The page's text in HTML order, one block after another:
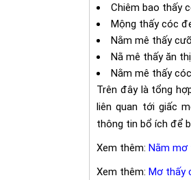
Chiêm bao thấy
Mộng thấy cóc
Nằm mê thấy
Nằ mê thấy ăn
Nằm mê thấy
Trên đây là tổng
liên quan tới giấc
thông tin bổ ích để
Xem thêm: Nằm mơ
Xem thêm: Mơ thấy